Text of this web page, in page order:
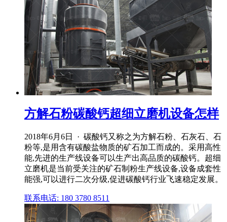
方解石粉碳酸钙超细立磨机设备怎样
2018年6月6日 · 碳酸钙又称之为方解石粉、石灰石、石
粉等,是用含有碳酸盐物质的矿石加工而成的。采用高性
能,先进的生产线设备可以生产出高品质的碳酸钙。超细
立磨机是当前受关注的矿石制粉生产线设备,设备成套性
能强,可以进行二次分级,促进碳酸钙行业飞速稳定发展。
联系电话: 180 3780 8511